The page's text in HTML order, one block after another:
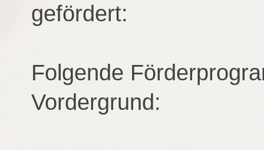
gefördert:
Folgende
Vordergrund: